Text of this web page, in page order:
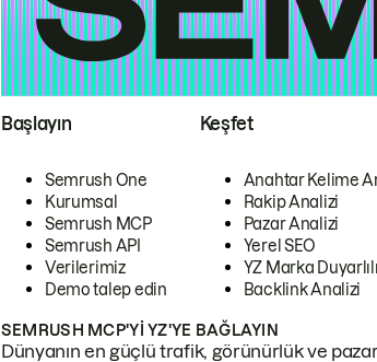
Başlayın
Semrush One
Kurumsal
Semrush MCP
Semrush API
Verilerimiz
Demo talep edin
Keşfet
Anahtar Kelime
Rakip Analizi
Pazar Analizi
Yerel SEO
YZ Marka
Backlink Analizi
SEMRUSH MCP'YI YZ'YE BAĞLAYIN
Dünyanın en güçlü trafik, görünürlük ve